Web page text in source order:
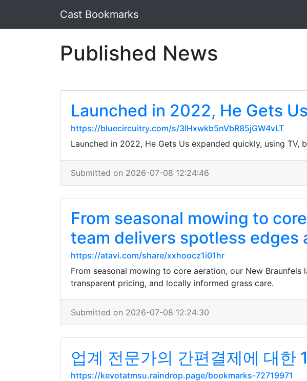
Cast Bookmarks
Published News
Launched in 2022, He Gets
https://bluecircuitry.com/s/3lHxwkb5nVbR85jGW4vLT
Launched in 2022, He Gets Us expanded quickly, using
Submitted on 2026-07-08 12:24:46
From seasonal mowing to
team delivers spotless edges
https://atavi.com/share/xxhoocz1i01hr
From seasonal mowing to core aeration, our New
transparent pricing, and locally informed grass care.
Submitted on 2026-07-08 12:24:30
업계 전문가의 간편결제에 대한
https://kevotatmsu.raindrop.page/bookmarks-72719971